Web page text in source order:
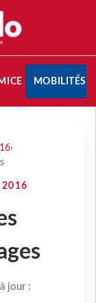
MOBILITÉS
›
2016
jour :